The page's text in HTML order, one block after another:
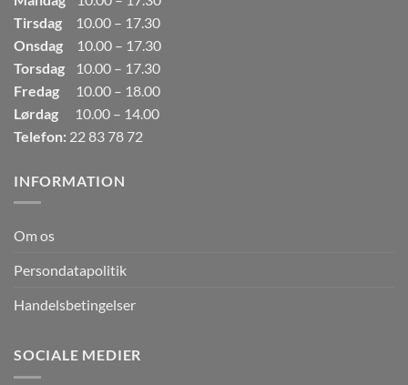
Tirsdag
10.00 – 17.30
Onsdag
10.00 – 17.30
Torsdag
10.00 – 17.30
Fredag
10.00 – 18.00
Lørdag
10.00 – 14.00
Telefon: 22 83 78 72
INFORMATION
Om os
Persondatapolitik
Handelsbetingelser
SOCIALE MEDIER